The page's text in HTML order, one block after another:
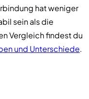
hat weniger
sein als die
Vergleich findest du
und Unterschiede.